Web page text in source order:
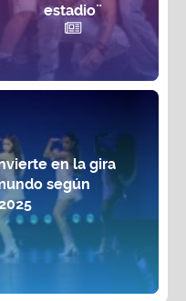
estadio¨
en la gira
según